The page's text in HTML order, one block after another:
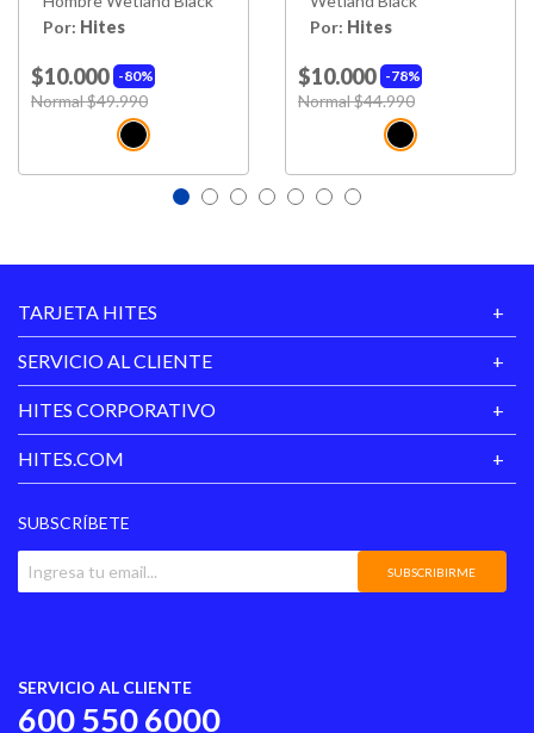
Color
Por: Hites
80%
$10.000
Price reduced from
Normal $49.990
Por: Hites
78%
$10.000
Price reduced from
Normal $44.990
TARJETA HITES
SERVICIO AL CLIENTE
HITES CORPORATIVO
HITES.COM
SUBSCRÍBETE
SUBSCRIBIRME
SERVICIO AL CLIENTE
600 550 6000